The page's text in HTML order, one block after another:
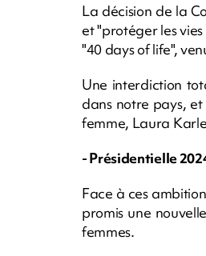
La décision de la
et "protéger les
"40 days of life",
Une interdiction
dans notre pays,
femme, Laura
- Présidentielle
Face à ces
promis une
femmes.